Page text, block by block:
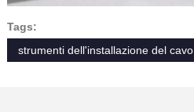
Tags:
strumenti dell'installazione del cavo